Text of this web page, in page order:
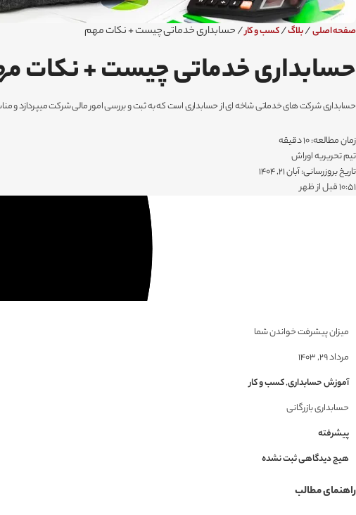
صفحه اصلی/بلاگ/کسب و کار/حسابداری خدماتی چیست + نکات مهم
حسابداری خدماتی چیست + نکات
حسابداری شرکت های خدماتی شاخه ای از حسابداری است که به ثبت و بررسی امور مالی شرکت میپردازد
زمان مطالعه: 10 دقیقه
تیم تحریریه اوراش
تاریخ بروزرسانی: آبان 21, 1404
۱۰:۵۱ قبل از ظهر
میزان پیشرفت خواندن شما
مرداد ۲۹, ۱۴۰۳
آموزش حسابداری,کسب و کار
حسابداری بازرگانی
پیشرفته
هیچ دیدگاهی ثبت نشده
راهنمای مطالب